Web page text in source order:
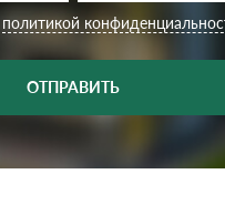
политикой
ОТПРАВИТЬ